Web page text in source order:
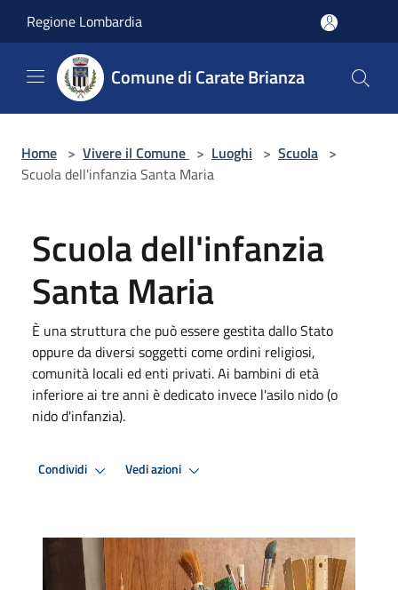
Regione Lombardia
Comune di Carate Brianza
Home > Vivere il Comune > Luoghi > Scuola >
Scuola dell'infanzia Santa Maria
Scuola dell'infanzia
Santa Maria
È una struttura che può essere gestita dallo Stato
oppure da diversi soggetti come ordini religiosi,
comunità locali ed enti privati. Ai bambini di età
inferiore ai tre anni è dedicato invece l'asilo nido (o
nido d'infanzia).
Condividi Vedi azioni